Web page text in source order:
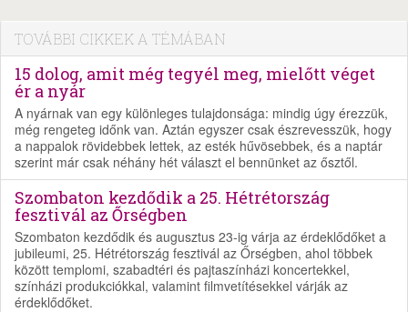
TOVÁBBI CIKKEK A TÉMÁBAN
15 dolog, amit még tegyél meg, mielőtt véget
ér a nyár
A nyárnak van egy különleges tulajdonsága: mindig úgy érezzük,
még rengeteg időnk van. Aztán egyszer csak észrevesszük, hogy
a nappalok rövidebbek lettek, az esték hűvösebbek, és a naptár
szerint már csak néhány hét választ el bennünket az ősztől.
Szombaton kezdődik a 25. Hétrétország
fesztivál az Őrségben
Szombaton kezdődik és augusztus 23-ig várja az érdeklődőket a
jubileumi, 25. Hétrétország fesztivál az Őrségben, ahol többek
között templomi, szabadtéri és pajtaszínházi koncertekkel,
színházi produkciókkal, valamint filmvetítésekkel várják az
érdeklődőket.